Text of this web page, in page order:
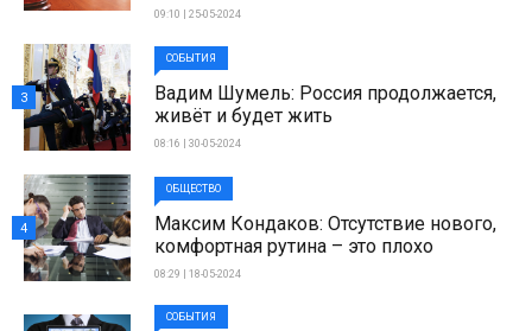
09:10 | 25-05-2024
СОБЫТИЯ
Вадим Шумель: Россия продолжается,
живёт и будет жить
08:16 | 30-05-2024
3
ОБЩЕСТВО
Максим Кондаков: Отсутствие нового,
комфортная рутина – это плохо
08:29 | 18-05-2024
4
СОБЫТИЯ